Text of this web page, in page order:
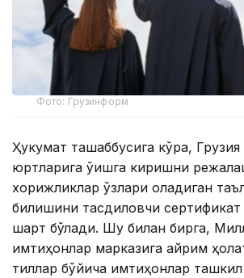
Фото: Грузинформ
Ҳукумат ташаббусига кўра, Грузия
юртларига ўқишга киришни
хорижликлар ўзлари оладиган
билишини тасдиқловчи
шарт бўлади. Шу билан бирга,
имтиҳонлар марказига айрим
тиллар бўйича имтиҳонлар ташкил